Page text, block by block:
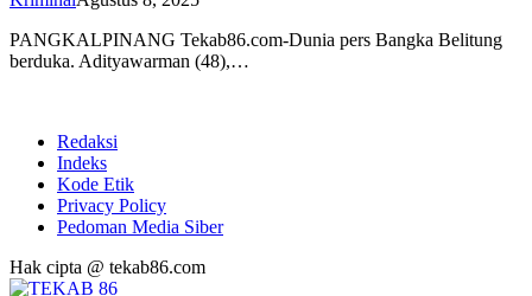
PANGKALPINANG Tekab86.com-Dunia pers Bangka Belitung
berduka. Adityawarman (48),…
Redaksi
Indeks
Kode Etik
Privacy Policy
Pedoman Media Siber
Hak cipta @ tekab86.com